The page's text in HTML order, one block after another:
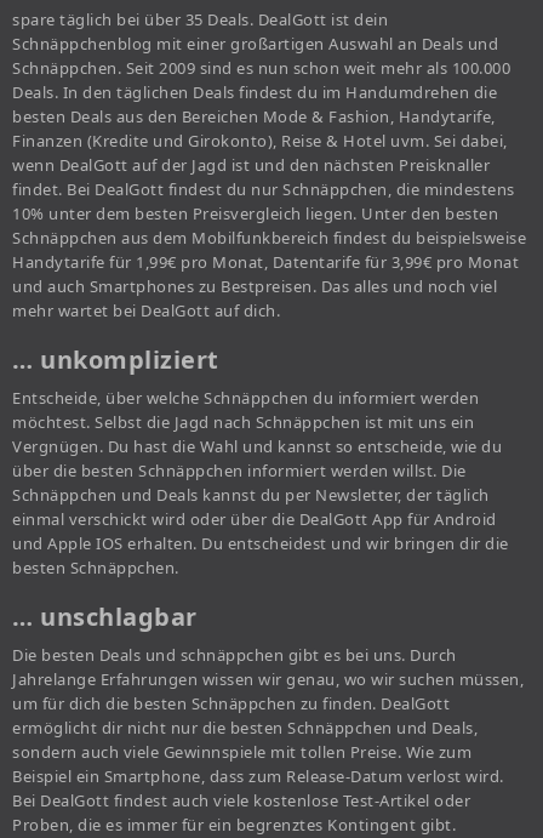
spare täglich bei über 35 Deals. DealGott ist dein
Schnäppchenblog mit einer großartigen Auswahl an Deals und
Schnäppchen. Seit 2009 sind es nun schon weit mehr als 100.000
Deals. In den täglichen Deals findest du im Handumdrehen die
besten Deals aus den Bereichen Mode & Fashion, Handytarife,
Finanzen (Kredite und Girokonto), Reise & Hotel uvm. Sei dabei,
wenn DealGott auf der Jagd ist und den nächsten Preisknaller
findet. Bei DealGott findest du nur Schnäppchen, die mindestens
10% unter dem besten Preisvergleich liegen. Unter den besten
Schnäppchen aus dem Mobilfunkbereich findest du beispielsweise
Handytarife für 1,99€ pro Monat, Datentarife für 3,99€ pro Monat
und auch Smartphones zu Bestpreisen. Das alles und noch viel
mehr wartet bei DealGott auf dich.
… unkompliziert
Entscheide, über welche Schnäppchen du informiert werden
möchtest. Selbst die Jagd nach Schnäppchen ist mit uns ein
Vergnügen. Du hast die Wahl und kannst so entscheide, wie du
über die besten Schnäppchen informiert werden willst. Die
Schnäppchen und Deals kannst du per Newsletter, der täglich
einmal verschickt wird oder über die DealGott App für Android
und Apple IOS erhalten. Du entscheidest und wir bringen dir die
besten Schnäppchen.
… unschlagbar
Die besten Deals und schnäppchen gibt es bei uns. Durch
Jahrelange Erfahrungen wissen wir genau, wo wir suchen müssen,
um für dich die besten Schnäppchen zu finden. DealGott
ermöglicht dir nicht nur die besten Schnäppchen und Deals,
sondern auch viele Gewinnspiele mit tollen Preise. Wie zum
Beispiel ein Smartphone, dass zum Release-Datum verlost wird.
Bei DealGott findest auch viele kostenlose Test-Artikel oder
Proben, die es immer für ein begrenztes Kontingent gibt.